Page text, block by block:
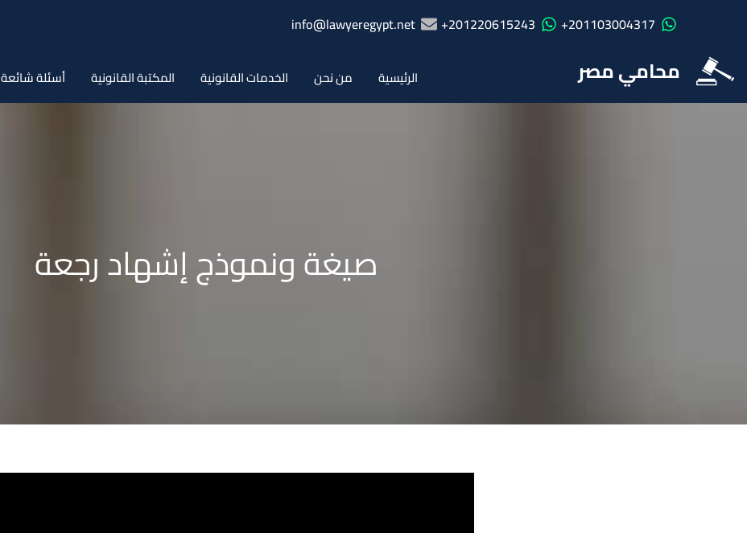
201103004317+
201220615243+
info@lawyeregypt.net
محامي مصر الرئيسية من نحن الخدمات القانونية المكتبة القانونية أسئلة شائعة
صيغة ونموذج إشهاد رجعة